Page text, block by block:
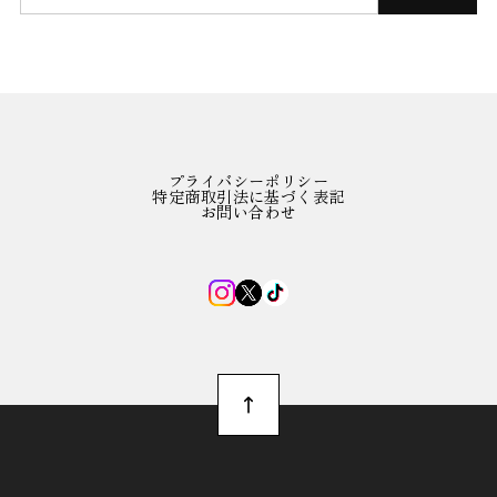
プライバシーポリシー
特定商取引法に基づく表記
お問い合わせ